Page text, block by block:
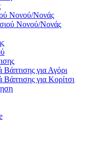
Νονού/Νονάς
Νονού/Νονάς
για Αγόρι
για Κορίτσι